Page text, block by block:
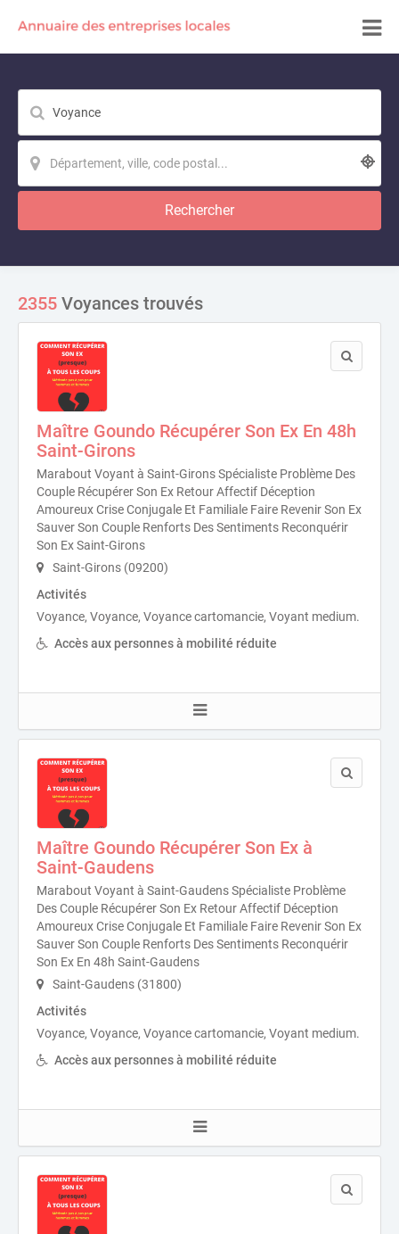
Rechercher
2355 Voyances trouvés
Maître Goundo Récupérer Son Ex En 48h
Saint-Girons
Marabout Voyant à Saint-Girons Spécialiste Problème Des
Couple Récupérer Son Ex Retour Affectif Déception
Amoureux Crise Conjugale Et Familiale Faire Revenir Son Ex
Sauver Son Couple Renforts Des Sentiments Reconquérir
Son Ex Saint-Girons
Saint-Girons (09200)
Activités
Voyance, Voyance, Voyance cartomancie, Voyant medium.
Accès aux personnes à mobilité réduite
Maître Goundo Récupérer Son Ex à
Saint-Gaudens
Marabout Voyant à Saint-Gaudens Spécialiste Problème
Des Couple Récupérer Son Ex Retour Affectif Déception
Amoureux Crise Conjugale Et Familiale Faire Revenir Son Ex
Sauver Son Couple Renforts Des Sentiments Reconquérir
Son Ex En 48h Saint-Gaudens
Saint-Gaudens (31800)
Activités
Voyance, Voyance, Voyance cartomancie, Voyant medium.
Accès aux personnes à mobilité réduite